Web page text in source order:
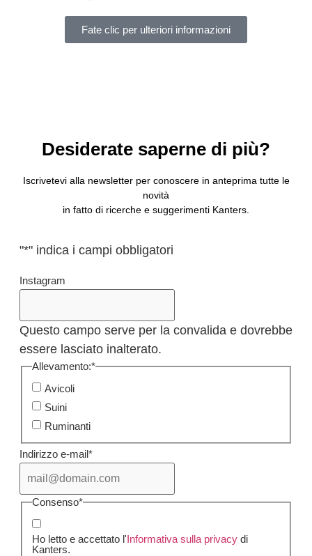
Fate clic per ulteriori informazioni
Desiderate saperne di più?
Iscrivetevi alla newsletter per conoscere in anteprima tutte le
novità
in fatto di ricerche e suggerimenti Kanters.
"*" indica i campi obbligatori
Instagram
Questo campo serve per la convalida e dovrebbe
essere lasciato inalterato.
Allevamento:*
Avicoli
Suini
Ruminanti
Indirizzo e-mail*
Consenso*
Ho letto e accettato l'Informativa sulla privacydi
Kanters.